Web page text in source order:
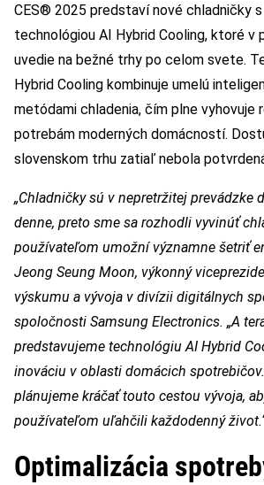
CES® 2025 predstaví nové chladničky
technológiou AI Hybrid Cooling, ktoré v
uvedie na bežné trhy po celom svete.
Hybrid Cooling kombinuje umelú
metódami chladenia, čím plne vyhovuje
potrebám moderných domácností.
slovenskom trhu zatiaľ nebola
„Chladničky sú v nepretržitej prevádzke
denne, preto sme sa rozhodli vyvinúť
používateľom umožní významne šetriť
Jeong Seung Moon, výkonný
výskumu a vývoja v divízii digitálnych
spoločnosti Samsung Electronics. „A
predstavujeme technológiu AI Hybrid
inováciu v oblasti domácich
plánujeme kráčať touto cestou vývoja,
používateľom uľahčili každodenný
Optimalizácia